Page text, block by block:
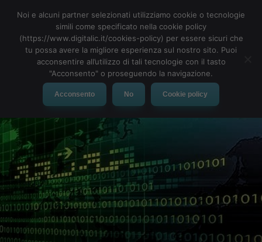
MENU
Noi e alcuni partner selezionati utilizziamo cookie o tecnologie
simili come specificato nella cookie policy
(https://www.digitalic.it/cookies-policy) per essere sicuri che
tu possa avere la migliore esperienza sul nostro sito. Puoi
acconsentire all’utilizzo di tali tecnologie con il tasto
"Acconsento" o proseguendo la navigazione.
Acconsento No Cookie policy